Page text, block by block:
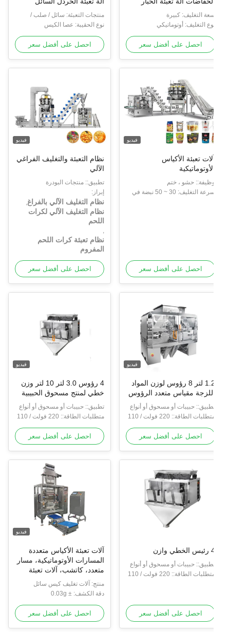
الحلوى الطعام الأرز
الأرز المطبوخ تعبئة
التغليف: كبيرة
التغليف: أوتوماتيكي
احصل على أفضل سعر
بالشامبو والمايونيز
منتجات التعبئة: سائل / صلب /
نوع الحقيبة: عصا الكيس
احصل على أفضل سعر
تعبئة الأكياس
حشو ، ختم
سرعة التغليف: 30 ~ 50 نبضة في
احصل على أفضل سعر
نظام التعبئة والتغليف الفراغي
تطبيق:: منتجات البودرة
نظام التغليف الآلي بالفراغ,
نظام التغليف الآلي لكرات
نظام تعبئة كرات اللحم
المفروم
احصل على أفضل سعر
فيديو
1.2 لتر 8 رؤوس لوزن المواد
مقياس متعدد الرؤوس
حبيبات أو مسحوق أو أنواع
متطلبات الطاقة:: 220 فولت / 110
، / 50/60 هرتز / 10 أمبير
احصل على أفضل سعر
4 رؤوس 3.0 لتر 10 لتر وزن
خطي لمنتج مسحوق الحبيبية
تطبيق:: حبيبات أو مسحوق أو أنواع
متطلبات الطاقة:: 220 فولت / 110
فولت ، / 50/60 هرتز / 10 أمبير
احصل على أفضل سعر
حبيبات أو مسحوق أو أنواع
متطلبات الطاقة:: 220 فولت / 110
احصل على أفضل سعر
آلات تعبئة الأكياس متعددة
المسارات الأوتوماتيكية، مسار
متعدد، كاتشب، آلات تعبئة
السوائل في أكياس، آلات تعبئة
العسل في أكياس متعددة
منتج: آلات تغليف كيس سائل
دقة الكشف: ± 0.03g
احصل على أفضل سعر